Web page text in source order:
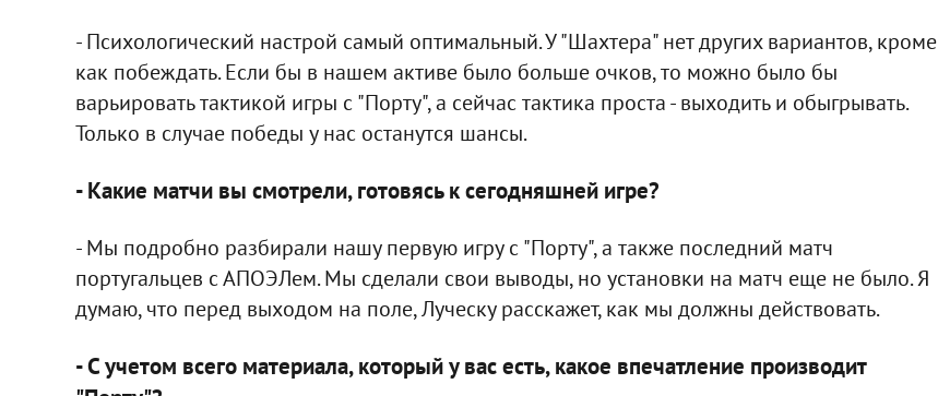
- Психологический настрой самый оптимальный. У "Шахтера" нет других вариантов, кроме
как побеждать. Если бы в нашем активе было больше очков, то можно было бы
варьировать тактикой игры с "Порту", а сейчас тактика проста - выходить и обыгрывать.
Только в случае победы у нас останутся шансы.
- Какие матчи вы смотрели, готовясь к сегодняшней игре?
- Мы подробно разбирали нашу первую игру с "Порту", а также последний матч
португальцев с АПОЭЛем. Мы сделали свои выводы, но установки на матч еще не было. Я
думаю, что перед выходом на поле, Луческу расскажет, как мы должны действовать.
- С учетом всего материала, который у вас есть, какое впечатление производит